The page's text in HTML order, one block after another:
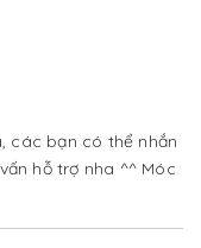
các bạn có thể nhắn
hỗ trợ nha ^^ Móc